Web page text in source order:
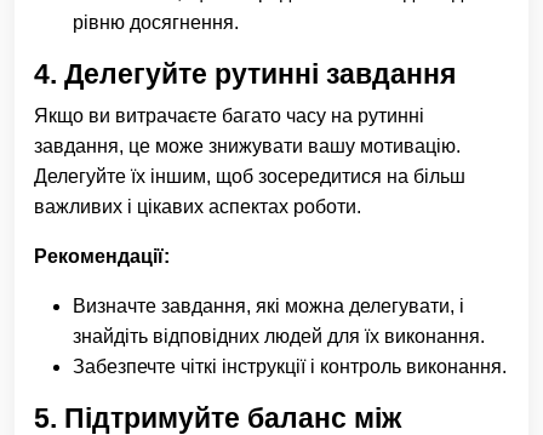
рівню досягнення.
4. Делегуйте рутинні завдання
Якщо ви витрачаєте багато часу на рутинні
завдання, це може знижувати вашу мотивацію.
Делегуйте їх іншим, щоб зосередитися на більш
важливих і цікавих аспектах роботи.
Рекомендації:
Визначте завдання, які можна делегувати, і
знайдіть відповідних людей для їх виконання.
Забезпечте чіткі інструкції і контроль виконання.
5. Підтримуйте баланс між